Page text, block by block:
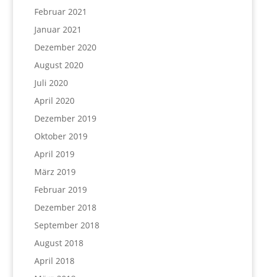
Februar 2021
Januar 2021
Dezember 2020
August 2020
Juli 2020
April 2020
Dezember 2019
Oktober 2019
April 2019
März 2019
Februar 2019
Dezember 2018
September 2018
August 2018
April 2018